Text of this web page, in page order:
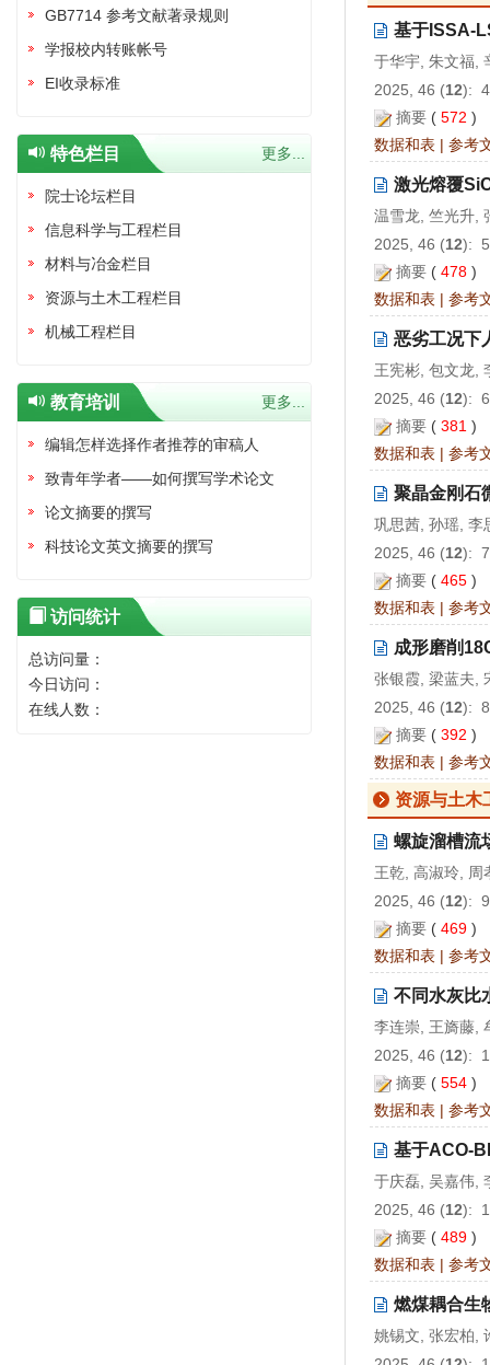
基于ISSA-
于华宇, 朱文福,
2025, 46 (12):
摘要 ( 572 )
数据和表 | 参考
激光熔覆
温雪龙, 竺光升,
2025, 46 (12):
摘要 ( 478 )
数据和表 | 参考
恶劣工况下
王宪彬, 包文龙,
2025, 46 (12):
摘要 ( 381 )
数据和表 | 参考
聚晶金刚石
巩思茜, 孙瑶, 李
2025, 46 (12):
摘要 ( 465 )
数据和表 | 参考
成形磨削
张银霞, 梁蓝夫,
2025, 46 (12):
摘要 ( 392 )
数据和表 | 参考
资源与土木
螺旋溜槽流
王乾, 高淑玲, 周
2025, 46 (12):
摘要 ( 469 )
数据和表 | 参考
不同水灰比
李连崇, 王旖藤,
2025, 46 (12):
摘要 ( 554 )
数据和表 | 参考
基于ACO-
于庆磊, 吴嘉伟,
2025, 46 (12):
摘要 ( 489 )
数据和表 | 参考
燃煤耦合生
姚锡文, 张宏柏,
GB7714 参考文献著录规则
学报校内转账帐号
EI收录标准
特色栏目 更多...
院士论坛栏目
信息科学与工程栏目
材料与冶金栏目
资源与土木工程栏目
机械工程栏目
教育培训 更多...
编辑怎样选择作者推荐的审稿人
致青年学者——如何撰写学术论文
论文摘要的撰写
科技论文英文摘要的撰写
访问统计
总访问量：
今日访问：
在线人数：